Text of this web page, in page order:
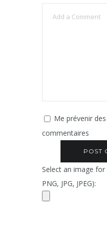
Me prévenir
commentaires
Select an image
PNG, JPG, JPEG):